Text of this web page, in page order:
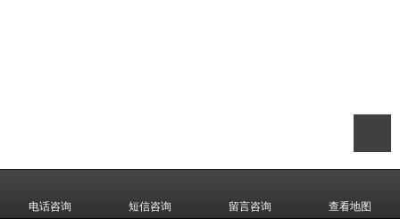
电话咨询 短信咨询 留言咨询 查看地图